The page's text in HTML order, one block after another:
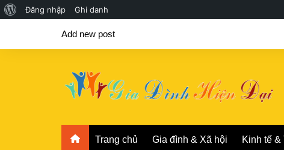
Giới
về
Đăng nhập Ghi danh
Add new post
Trang chủ Gia đình & Xã hội Kinh tế &